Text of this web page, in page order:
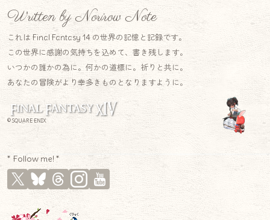
Written by Norirow Note
これは Final Fantasy 14 の世界の記憶と記録です。
この世界に感謝の気持ちを込めて、書き残します。
いつかの誰かの為に。何かの道標に。祈りと共に。
あなたの冒険がより幸多きものとなりますように。
© SQUARE ENIX
* Follow me! *